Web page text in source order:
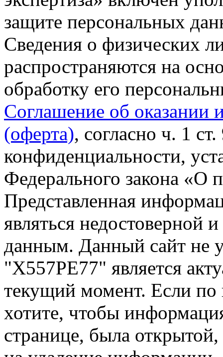
защите персональных
Сведения о физических
распространяются на
обработку его
Соглашение об оказании
(оферта), согласно ч. 1
конфиденциальности,
Федерального закона «О
Представленная
являться недостоверной
данным. Данный сайт не
"Х557РЕ77" является
текущий момент. Если
хотите, чтобы
странице, была открытой,